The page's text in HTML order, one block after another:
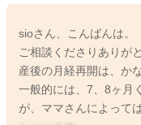
sioさん、こんばんは。
ご相談くださりありが
産後の月経再開は、か
一般的には、7、8ヶ月
が、ママさんによって